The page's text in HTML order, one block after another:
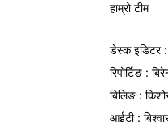
हाम्रो टीम
डेस्क इडिटर :
रिपोर्टिङ :
बिलिङ :
आईटी :